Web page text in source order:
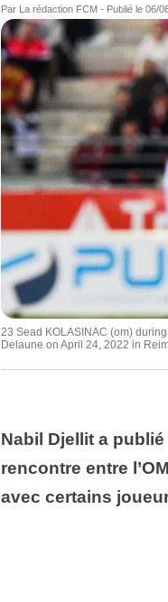
Par La rédaction FCM - Publié le 06/
23 Sead KOLASINAC (om)
Delaune on April 24, 2022 in
Nabil Djellit a
rencontre entre
avec certains